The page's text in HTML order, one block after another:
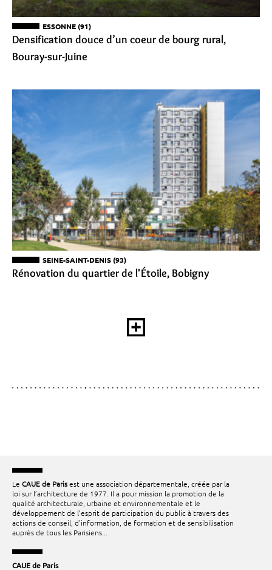
ESSONNE (91)
Densification douce d’un coeur de bourg rural,
Bouray-sur-Juine
SEINE-SAINT-DENIS (93)
Rénovation du quartier de l'Étoile, Bobigny
Le CAUE de Parisest une association départementale, créée par la
loi sur l’architecture de 1977. Il a pour mission la promotion de la
qualité architecturale, urbaine et environnementale et le
développement de l’esprit de participation du public à travers des
actions de conseil, d'information, de formation et de sensibilisation
auprès de tous les Parisiens...
CAUE de Paris